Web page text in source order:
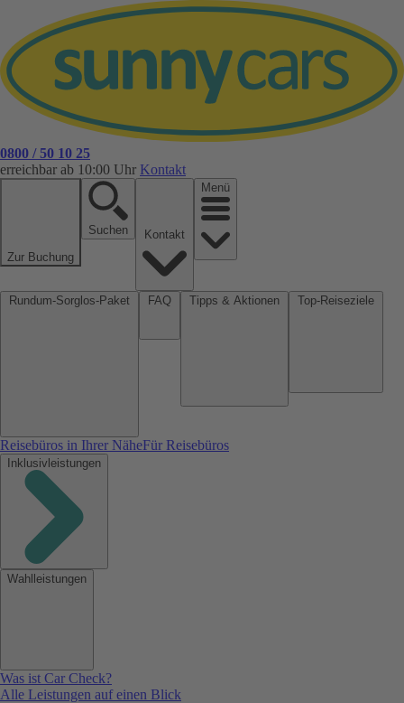
0800 / 50 10 25
erreichbar ab 10:00 Uhr Kontakt
Zur Buchung
Suchen
Menü
Reisebüros in Ihrer NäheFür Reisebüros
Inklusivleistungen
Wahlleistungen
Was ist Car Check?
Alle Leistungen auf einen Blick